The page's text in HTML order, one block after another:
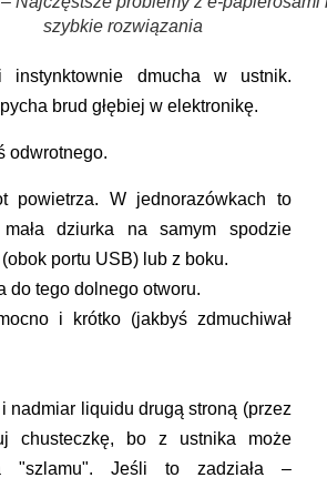
szybkie rozwiązania
instynktownie dmucha w ustnik.
brud głębiej w elektronikę.
odwrotnego.
powietrza. W jednorazówkach to
mała dziurka na samym spodzie
portu USB) lub z boku.
do tegodolnego otworu.
i krótko(jakbyś zdmuchiwał
nadmiar liquidu drugą stroną (przez
chusteczkę, bo z ustnika może
"szlamu". Jeśli to zadziała –